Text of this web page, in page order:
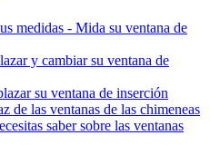
medidas - Mida su ventana de
y cambiar su ventana de
su ventana de inserción
de las ventanas de las chimeneas
saber sobre las ventanas